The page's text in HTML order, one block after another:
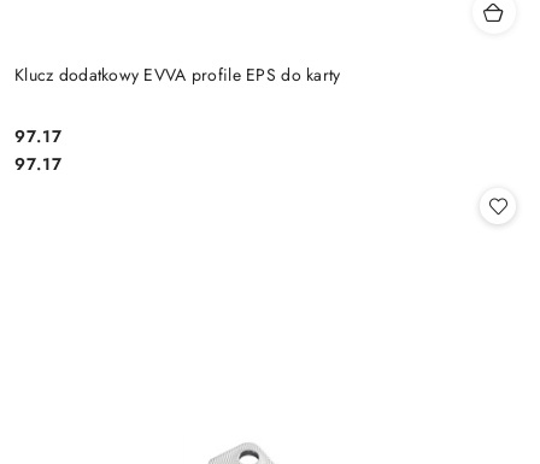
Klucz dodatkowy EVVA profile EPS do karty
Cena:
97.17
Cena:
97.17